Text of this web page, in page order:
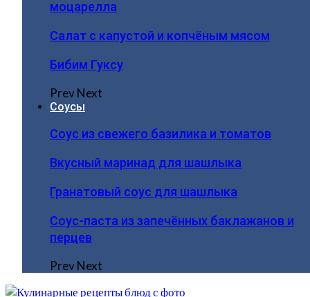
моцарелла
Салат с капустой и копчёным мясом
Бибим Гуксу
PrevNext
Соусы
Соус из свежего базилика и томатов
Вкусный маринад для шашлыка
Гранатовый соус для шашлыка
Соус-паста из запечённых баклажанов и
перцев
PrevNext